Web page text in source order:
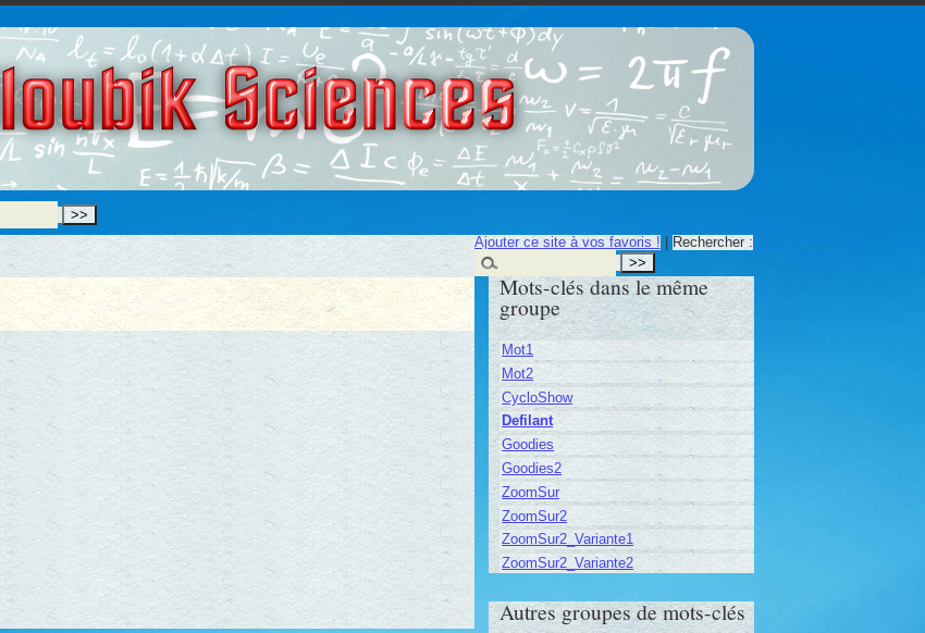
Gloubik Sciences
Ajouter ce site à vos favoris ! Rechercher :
Mots-clés dans le même
groupe
Mot1
Mot2
CycloShow
Defilant
Goodies
Goodies2
ZoomSur
ZoomSur2
ZoomSur2_Variante1
ZoomSur2_Variante2
Autres groupes de mots-clés